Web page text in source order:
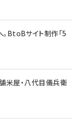
BtoBサイト制作「5
米屋・八代目儀兵衛